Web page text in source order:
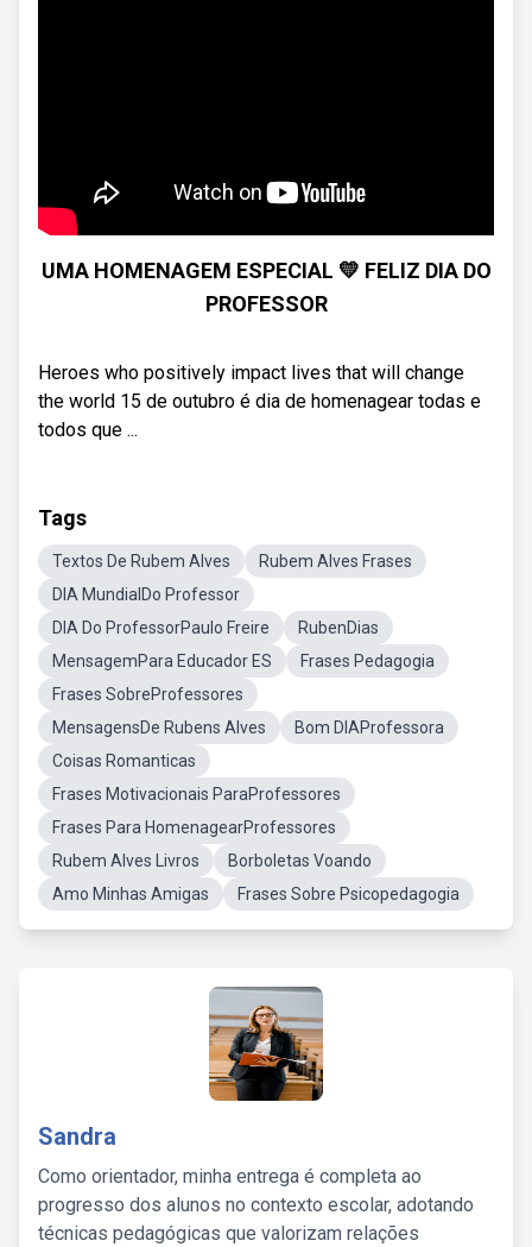
UMA HOMENAGEM ESPECIAL 💛 FELIZ DIA DO
PROFESSOR
Heroes who positively impact lives that will change
the world 15 de outubro é dia de homenagear todas e
todos que ...
Tags
Textos De Rubem Alves
Rubem Alves Frases
DIA MundialDo Professor
DIA Do ProfessorPaulo Freire
RubenDias
MensagemPara Educador ES
Frases Pedagogia
Frases SobreProfessores
MensagensDe Rubens Alves
Bom DIAProfessora
Coisas Romanticas
Frases Motivacionais ParaProfessores
Frases Para HomenagearProfessores
Rubem Alves Livros
Borboletas Voando
Amo Minhas Amigas
Frases Sobre Psicopedagogia
Sandra
Como orientador, minha entrega é completa ao
progresso dos alunos no contexto escolar, adotando
técnicas pedagógicas que valorizam relações